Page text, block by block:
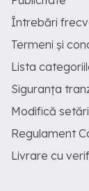
Întrebări
Termeni și
Lista
Siguranța
Modifică
Regulament
Livrare cu